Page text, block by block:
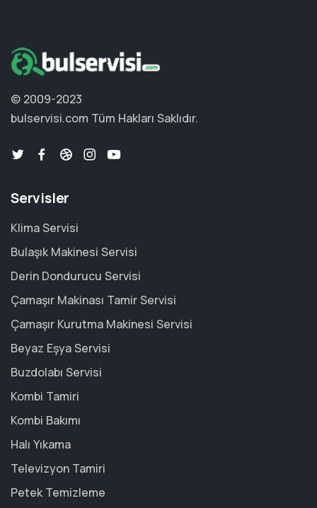
© 2009-2023
bulservisi.com Tüm Hakları Saklıdır.
Servisler
Klima Servisi
Bulaşık Makinesi Servisi
Derin Dondurucu Servisi
Çamaşır Makinası Tamir Servisi
Çamaşır Kurutma Makinesi Servisi
Beyaz Eşya Servisi
Buzdolabı Servisi
Kombi Tamiri
Kombi Bakımı
Halı Yıkama
Televizyon Tamiri
Petek Temizleme